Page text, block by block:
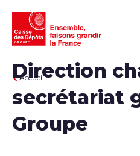
Accueil
Direction
secrétariat
Groupe